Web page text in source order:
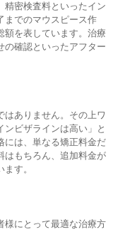
精密検査料といったイン
までのマウスピース作
額を表しています。治療
の確認といったアフター
はありません。その上ワ
ビザラインは高い」と
には、単なる矯正料金だ
はもちろん、追加料金が
す。
様にとって最適な治療方